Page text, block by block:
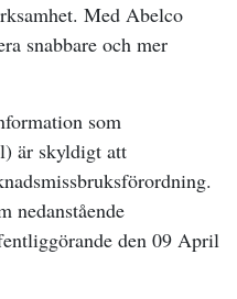
Med Abelco
snabbare och mer
som
är skyldigt att
nedanstående
den 09 April